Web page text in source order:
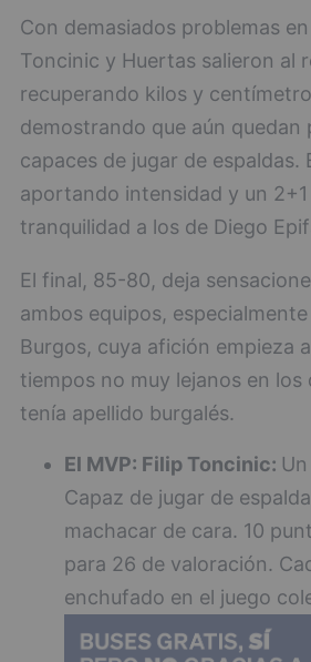
Con demasiados problemas
Toncinic y Huertas salieron al
recuperando kilos y
demostrando que aún quedan
capaces de jugar de espaldas.
aportando intensidad y un 2+1
tranquilidad a los de Diego
El final, 85-80, deja
ambos equipos,
Burgos, cuya afición empieza
tiempos no muy lejanos en los
tenía apellido burgalés.
El MVP: Filip Toncinic:
Capaz de jugar de
machacar de cara. 10
para 26 de valoración.
enchufado en el juego